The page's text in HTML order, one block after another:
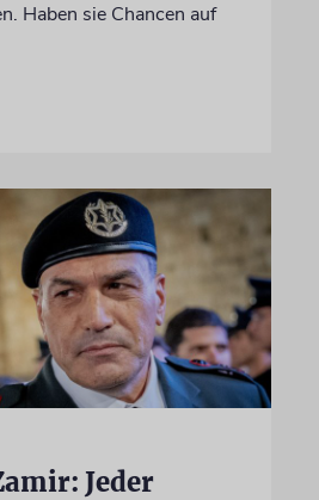
Haben sie Chancen auf
Jeder